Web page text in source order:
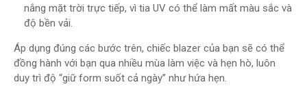
nắng mặt trời trực tiếp, vì tia UV có thể làm mất màu sắc và
độ bền vải.
Áp dụng đúng các bước trên, chiếc blazer của bạn sẽ có thể
đồng hành với bạn qua nhiều mùa làm việc và hẹn hò, luôn
duy trì độ “giữ form suốt cả ngày” như hứa hẹn.